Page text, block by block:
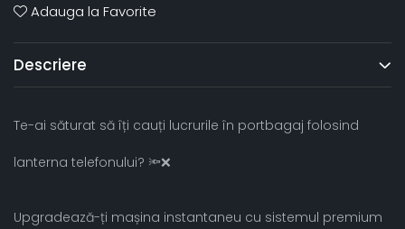
Adauga la Favorite
Descriere
Te-ai săturat să îți cauți lucrurile în portbagaj folosind
lanterna telefonului? 🔦❌
Upgradează-ți mașina instantaneu cu sistemul premium